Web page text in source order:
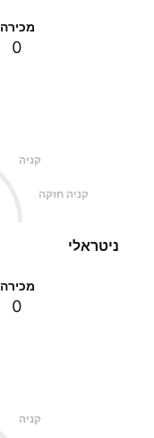
קניה
קניה חזקה
ניטראלי
מכירה
0
מכירה
0
קניה